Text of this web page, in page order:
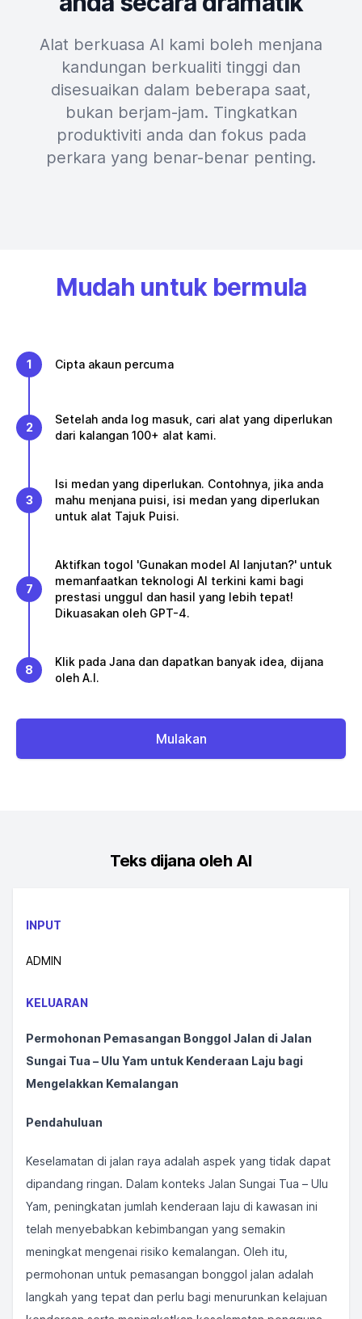
Alat berkuasa AI kami boleh menjana
kandungan berkualiti tinggi dan
disesuaikan dalam beberapa saat,
bukan berjam-jam. Tingkatkan
produktiviti anda dan fokus pada
perkara yang benar-benar penting.
Mudah untuk bermula
1 Cipta akaun percuma
2
Setelah anda log masuk, cari alat yang diperlukan
dari kalangan 100+ alat kami.
3
Isi medan yang diperlukan. Contohnya, jika anda
mahu menjana puisi, isi medan yang diperlukan
untuk alat Tajuk Puisi.
7
Aktifkan togol 'Gunakan model AI lanjutan?' untuk
memanfaatkan teknologi AI terkini kami bagi
prestasi unggul dan hasil yang lebih tepat!
Dikuasakan oleh GPT-4.
8
Klik pada Jana dan dapatkan banyak idea, dijana
oleh A.I.
Mulakan
Teks dijana oleh AI
INPUT
ADMIN
KELUARAN
Permohonan Pemasangan Bonggol Jalan di Jalan
Sungai Tua – Ulu Yam untuk Kenderaan Laju bagi
Mengelakkan Kemalangan
Pendahuluan
Keselamatan di jalan raya adalah aspek yang tidak dapat
dipandang ringan. Dalam konteks Jalan Sungai Tua – Ulu
Yam, peningkatan jumlah kenderaan laju di kawasan ini
telah menyebabkan kebimbangan yang semakin
meningkat mengenai risiko kemalangan. Oleh itu,
permohonan untuk pemasangan bonggol jalan adalah
langkah yang tepat dan perlu bagi menurunkan kelajuan